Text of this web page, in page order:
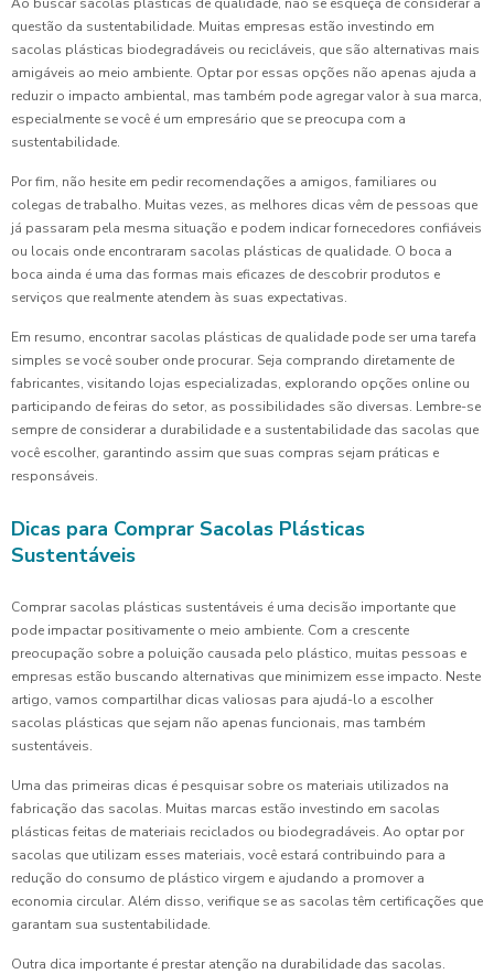
questão da sustentabilidade. Muitas empresas estão investindo em
sacolas plásticas biodegradáveis ou recicláveis, que são alternativas mais
amigáveis ao meio ambiente. Optar por essas opções não apenas ajuda a
reduzir o impacto ambiental, mas também pode agregar valor à sua marca,
especialmente se você é um empresário que se preocupa com a
sustentabilidade.
Por fim, não hesite em pedir recomendações a amigos, familiares ou
colegas de trabalho. Muitas vezes, as melhores dicas vêm de pessoas que
já passaram pela mesma situação e podem indicar fornecedores confiáveis
ou locais onde encontraram sacolas plásticas de qualidade. O boca a
boca ainda é uma das formas mais eficazes de descobrir produtos e
serviços que realmente atendem às suas expectativas.
Em resumo, encontrar sacolas plásticas de qualidade pode ser uma tarefa
simples se você souber onde procurar. Seja comprando diretamente de
fabricantes, visitando lojas especializadas, explorando opções online ou
participando de feiras do setor, as possibilidades são diversas. Lembre-se
sempre de considerar a durabilidade e a sustentabilidade das sacolas que
você escolher, garantindo assim que suas compras sejam práticas e
responsáveis.
Dicas para Comprar Sacolas Plásticas
Sustentáveis
Comprar sacolas plásticas sustentáveis é uma decisão importante que
pode impactar positivamente o meio ambiente. Com a crescente
preocupação sobre a poluição causada pelo plástico, muitas pessoas e
empresas estão buscando alternativas que minimizem esse impacto. Neste
artigo, vamos compartilhar dicas valiosas para ajudá-lo a escolher
sacolas plásticas que sejam não apenas funcionais, mas também
sustentáveis.
Uma das primeiras dicas é pesquisar sobre os materiais utilizados na
fabricação das sacolas. Muitas marcas estão investindo em sacolas
plásticas feitas de materiais reciclados ou biodegradáveis. Ao optar por
sacolas que utilizam esses materiais, você estará contribuindo para a
redução do consumo de plástico virgem e ajudando a promover a
economia circular. Além disso, verifique se as sacolas têm certificações que
garantam sua sustentabilidade.
Outra dica importante é prestar atenção na durabilidade das sacolas.